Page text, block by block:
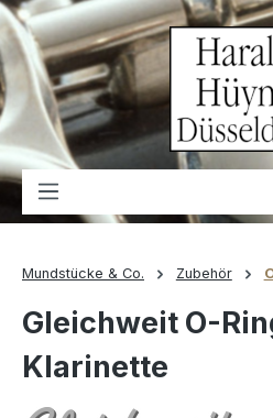
springen
Mundstücke & Co. Zubehör
Gleichweit O-
Klarinette